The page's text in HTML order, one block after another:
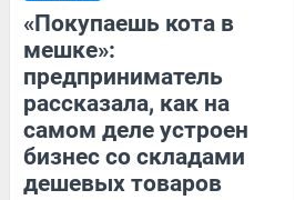
«Покупаешь кота в
мешке»:
предприниматель
рассказала, как на
самом деле устроен
бизнес со складами
дешевых товаров